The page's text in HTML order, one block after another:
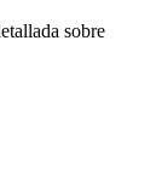
sobre